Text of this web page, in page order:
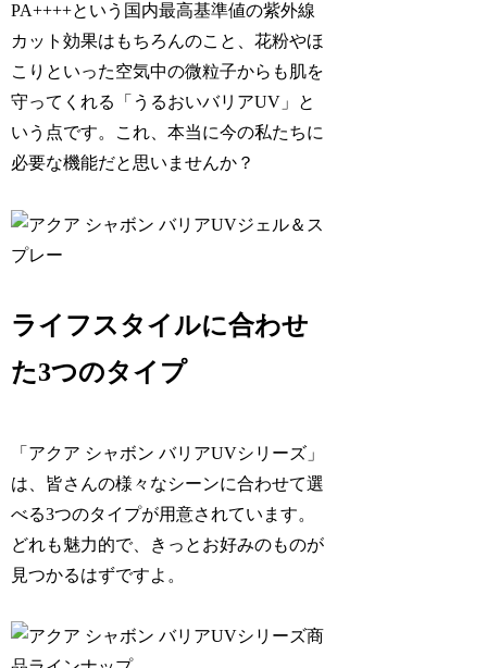
PA++++という国内最高基準値の紫外線
カット効果はもちろんのこと、花粉やほ
こりといった空気中の微粒子からも肌を
守ってくれる「うるおいバリアUV」と
いう点です。これ、本当に今の私たちに
必要な機能だと思いませんか？
ライフスタイルに合わせ
た3つのタイプ
「アクア シャボン バリアUVシリーズ」
は、皆さんの様々なシーンに合わせて選
べる3つのタイプが用意されています。
どれも魅力的で、きっとお好みのものが
見つかるはずですよ。